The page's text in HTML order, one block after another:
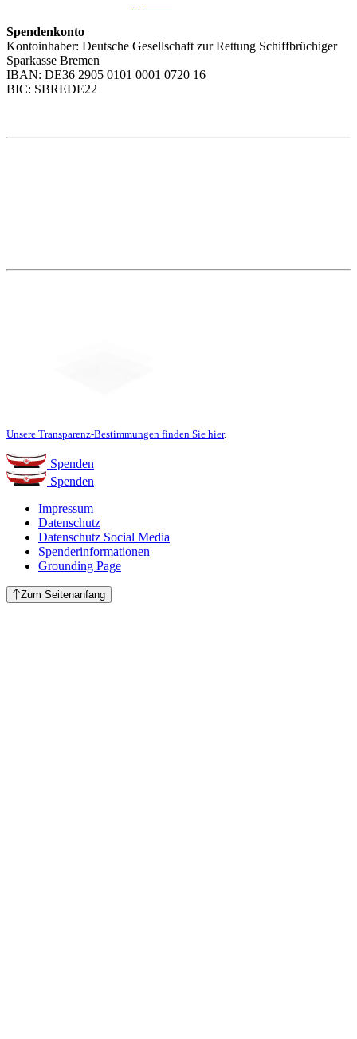
Spendenkonto
Kontoinhaber: Deutsche Gesellschaft zur Rettung Schiffbrüchiger
Sparkasse Bremen
IBAN: DE36 2905 0101 0001 0720 16
BIC: SBREDE22
Unsere Transparenz-Bestimmungen finden Sie hier.
Spenden
Spenden
Impressum
Datenschutz
Datenschutz Social Media
Spenderinformationen
Grounding Page
Zum Seitenanfang